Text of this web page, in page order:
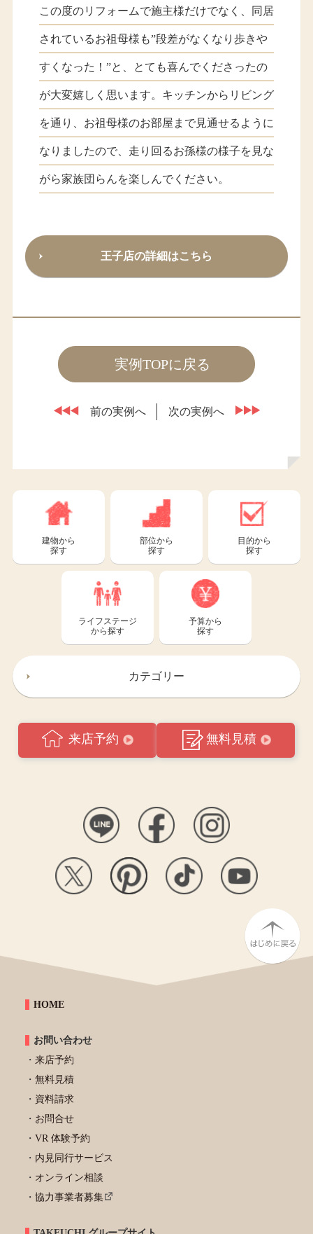
この度のリフォームで施主様だけでなく、同居
されているお祖母様も”段差がなくなり歩きや
すくなった！”と、とても喜んでくださったの
が大変嬉しく思います。キッチンからリビング
を通り、お祖母様のお部屋まで見通せるように
なりましたので、走り回るお孫様の様子を見な
がら家族団らんを楽しんでください。
王子店の詳細はこちら
実例TOPに戻る
前の実例へ 次の実例へ
建物から
探す
部位から
探す
目的から
探す
ライフステージ
から探す
予算から
探す
カテゴリー
来店予約 無料見積
HOME
お問い合わせ
来店予約
無料見積
資料請求
お問合せ
VR 体験予約
内見同行サービス
オンライン相談
協力事業者募集